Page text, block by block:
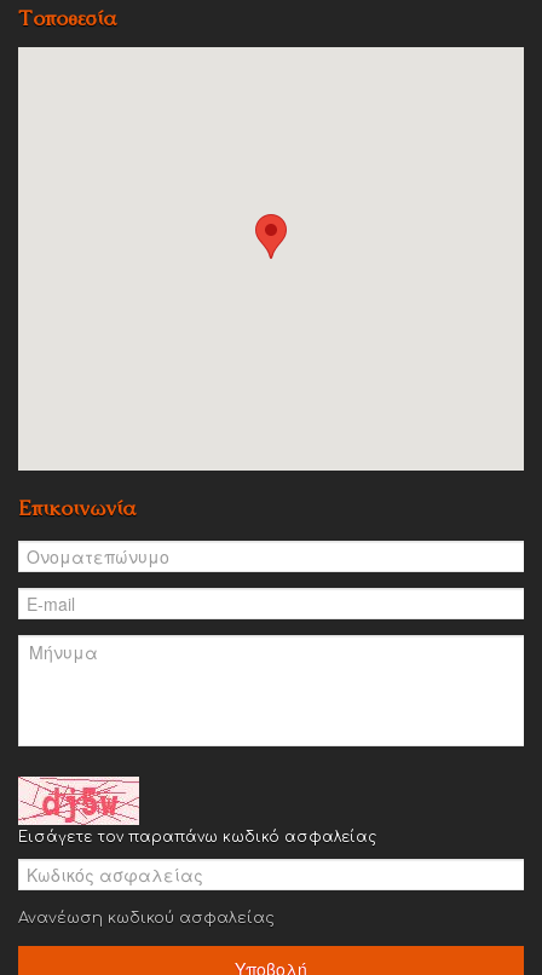
Τοποθεσία
Επικοινωνία
Εισάγετε τον παραπάνω κωδικό ασφαλείας
Ανανέωση κωδικού ασφαλείας
Υποβολή